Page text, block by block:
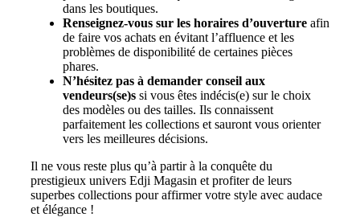
dans les boutiques.
Renseignez-vous sur les horaires d’ouverture afin
de faire vos achats en évitant l’affluence et les
problèmes de disponibilité de certaines pièces
phares.
N’hésitez pas à demander conseil aux
vendeurs(se)s si vous êtes indécis(e) sur le choix
des modèles ou des tailles. Ils connaissent
parfaitement les collections et sauront vous orienter
vers les meilleures décisions.
Il ne vous reste plus qu’à partir à la conquête du
prestigieux univers Edji Magasin et profiter de leurs
superbes collections pour affirmer votre style avec audace
et élégance !